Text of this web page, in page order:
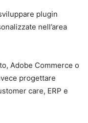
plugin
nell’area
Adobe Commerce o
progettare
care, ERP e